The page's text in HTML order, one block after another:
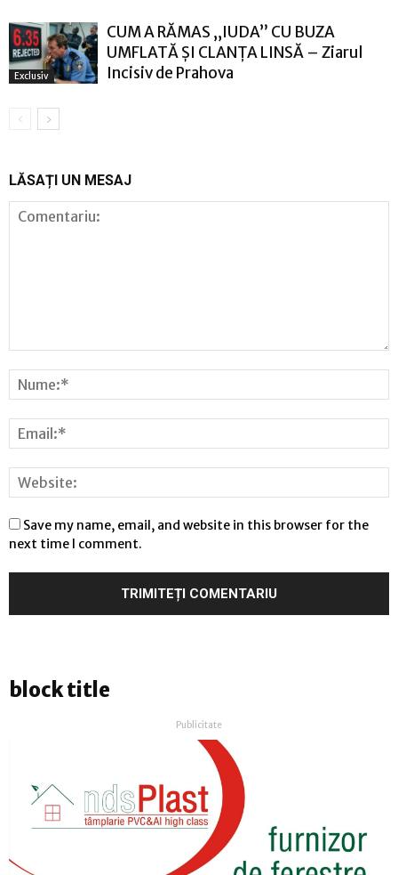
Exclusiv
CUM A RĂMAS „IUDA” CU BUZA
UMFLATĂ ȘI CLANȚA LINSĂ – Ziarul
Incisiv de Prahova
LĂSAȚI UN MESAJ
Save my name, email, and website in this browser for the
next time I comment.
block title
Publicitate